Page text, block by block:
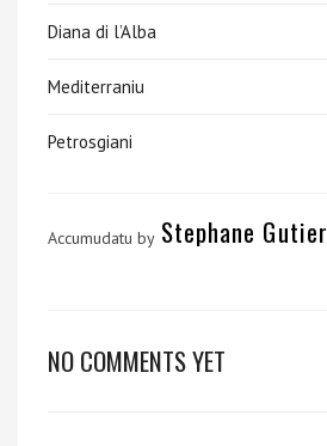
Diana di l’Alba
Mediterraniu
Petrosgiani
Accumudatu by Stephane
NO COMMENTS YET